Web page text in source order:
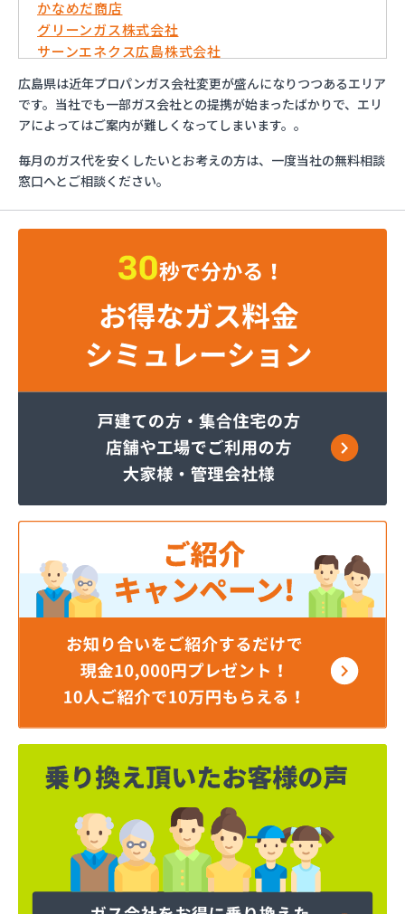
かなめだ商店
グリーンガス株式会社
サーンエネクス広島株式会社
さくらBIM株式会社
ダイネン株式会社広島営業所
トーショク
やぶねハウビン株式会社 LPガス事業所
（YAVNE・HOUVIN）
ユニオンフォレスト株式会社 本社
安藤プロパン
伊藤忠エネクスホームライフ西日本株式会社 広島
伊藤忠エネクスホームライフ西日本株式会社 本
社・営業部
加計燃料株式会社 広島営業所
可部ガス販売株式会社
角本商店
株式会社エルピーガスネット配送センター
株式会社ガスセンター広島・充填所直通
株式会社ガスパル広島販売所
株式会社キムラ
株式会社サンオート
株式会社シティガス広島
株式会社たかまガス
株式会社ナカガワプロパン
株式会社ナカガワプロパン 古市支店
株式会社ナカガワプロパン 焼山支店
株式会社ホームエネルギー 山陽三原デポ
株式会社もみじ商事
株式会社安田無線
株式会社奥川商店
株式会社丸善商会
株式会社丸善商会
広島県は近年プロパンガス会社変更が盛んになりつつあるエリア
です。当社でも一部ガス会社との提携が始まったばかりで、エリ
アによってはご案内が難しくなってしまいます。。
毎月のガス代を安くしたいとお考えの方は、一度当社の無料相談
窓口へとご相談ください。